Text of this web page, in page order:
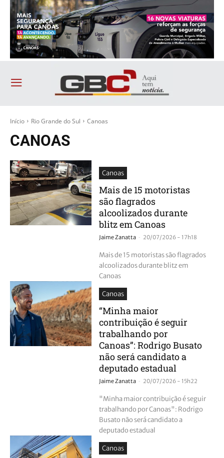
Início Rio Grande do Sul Canoas
CANOAS
Canoas
Mais de 15 motoristas
são flagrados
alcoolizados durante
blitz em Canoas
Jaime Zanatta - 20/07/2026 - 17h18
Mais de 15 motoristas são flagrados
alcoolizados durante blitz em
Canoas
Canoas
“Minha maior
contribuição é seguir
trabalhando por
Canoas”: Rodrigo Busato
não será candidato a
deputado estadual
Jaime Zanatta - 20/07/2026 - 15h22
"Minha maior contribuição é seguir
trabalhando por Canoas": Rodrigo
Busato não será candidato a
deputado estadual
Canoas